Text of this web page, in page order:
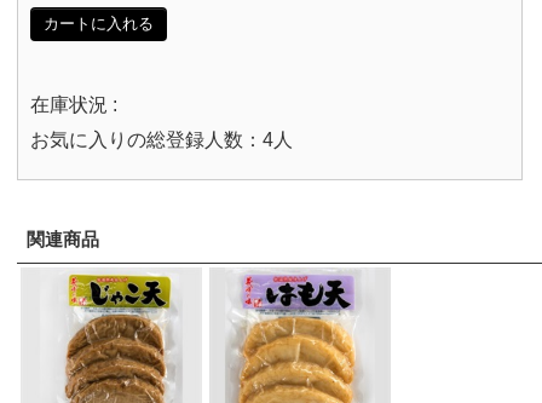
カートに入れる
在庫状況 :
お気に入りの総登録人数：4人
関連商品